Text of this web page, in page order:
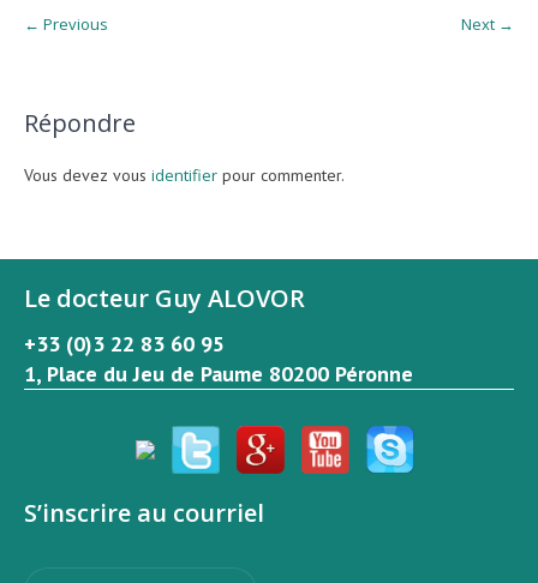
← Previous Next →
Répondre
Vous devez vous identifier pour commenter.
Le docteur Guy ALOVOR
+33 (0)3 22 83 60 95
1, Place du Jeu de Paume 80200 Péronne
S’inscrire au courriel